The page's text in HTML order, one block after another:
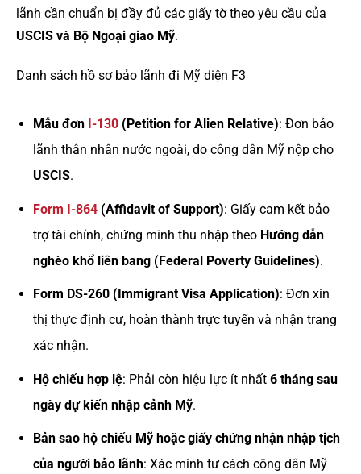
lãnh cần chuẩn bị đầy đủ các giấy tờ theo yêu cầu của
USCIS và Bộ Ngoại giao Mỹ.
Danh sách hồ sơ bảo lãnh đi Mỹ diện F3
Mẫu đơn I-130(Petition for Alien Relative): Đơn bảo
lãnh thân nhân nước ngoài, do công dân Mỹ nộp cho
USCIS.
Form I-864(Affidavit of Support): Giấy cam kết bảo
trợ tài chính, chứng minh thu nhập theo Hướng dẫn
nghèo khổ liên bang (Federal Poverty Guidelines).
Form DS-260 (Immigrant Visa Application): Đơn xin
thị thực định cư, hoàn thành trực tuyến và nhận trang
xác nhận.
Hộ chiếu hợp lệ: Phải còn hiệu lực ít nhất 6 tháng sau
ngày dự kiến nhập cảnh Mỹ.
Bản sao hộ chiếu Mỹ hoặc giấy chứng nhận nhập tịch
của người bảo lãnh: Xác minh tư cách công dân Mỹ